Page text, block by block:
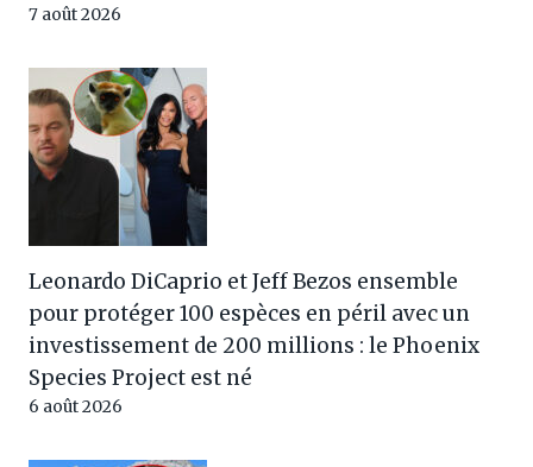
7 août 2026
Leonardo DiCaprio et Jeff Bezos ensemble
pour protéger 100 espèces en péril avec un
investissement de 200 millions : le Phoenix
Species Project est né
6 août 2026